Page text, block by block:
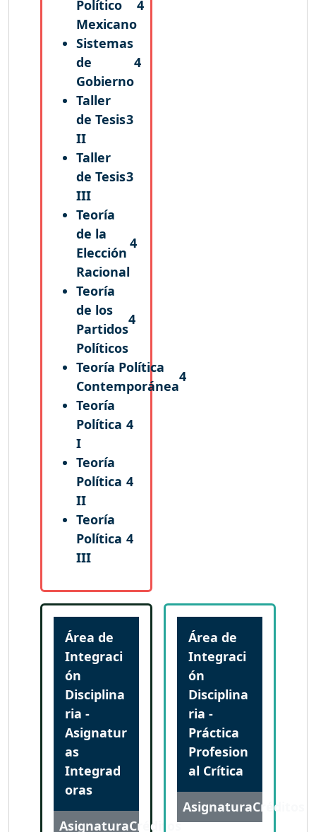
Político
Mexicano
4
Sistemas
de
Gobierno
4
Taller
de Tesis
II
3
Taller
de Tesis
III
3
Teoría
de la
Elección
Racional
4
Teoría
de los
Partidos
Políticos
4
Teoría Política
Contemporánea
4
Teoría
Política
I
4
Teoría
Política
II
4
Teoría
Política
III
4
Área de
Integraci
ón
Disciplina
ria -
Asignatur
as
Integrad
oras
AsignaturaCréditos
Área de
Integraci
ón
Disciplina
ria -
Práctica
Profesion
al Crítica
AsignaturaCréditos